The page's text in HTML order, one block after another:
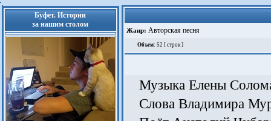
Буфет. Истории
за нашим столом
Жанр: Авторская песня
Объем: 52 [ строк ]
Музыка Елены
Слова Владимира